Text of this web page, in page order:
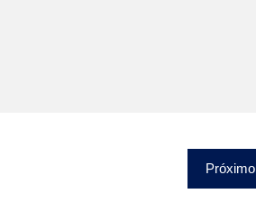
Próximo